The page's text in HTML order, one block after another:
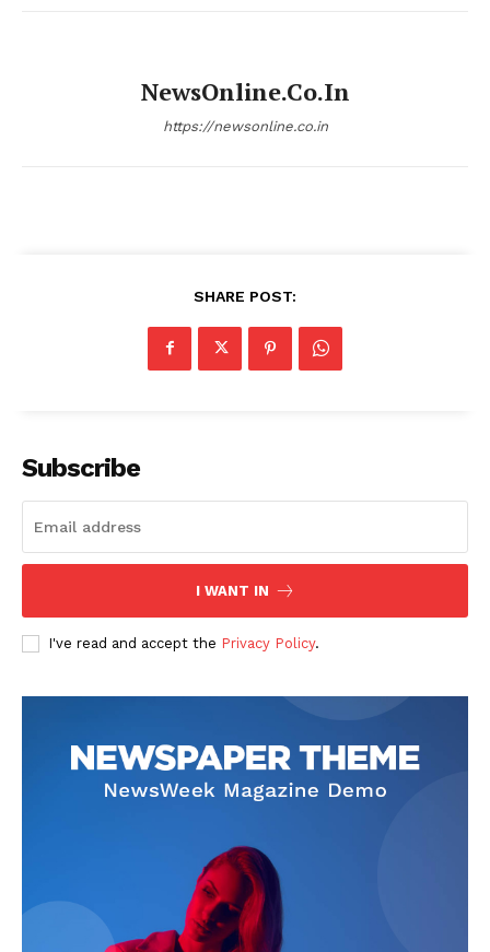
NewsOnline.co.in
https://newsonline.co.in
SHARE POST:
Subscribe
I WANT IN
I've read and accept the Privacy Policy.